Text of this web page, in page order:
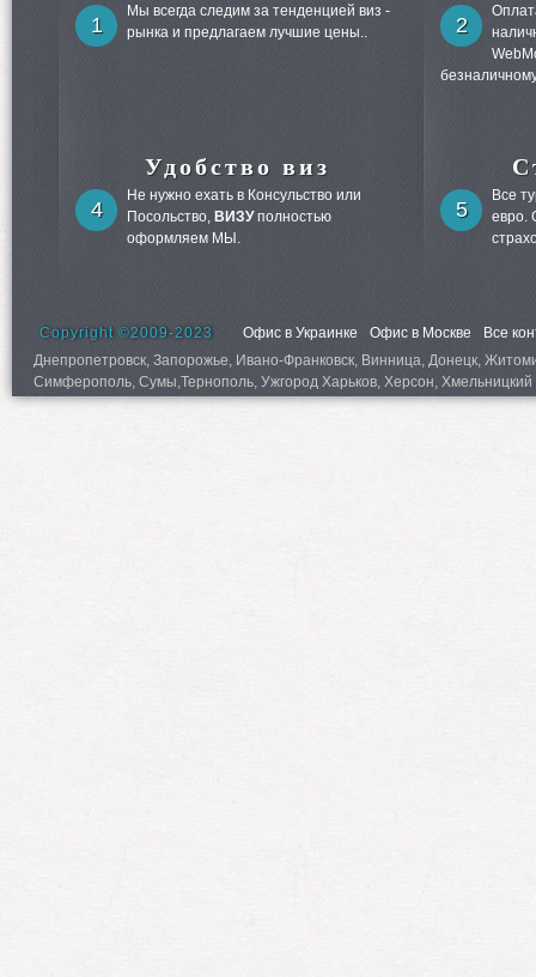
1
Мы всегда следим за тенденцией виз -
рынка и предлагаем лучшие цены..
2
Удобство виз
4
Не нужно ехать в Консульство или
Посольство, ВИЗУполностью
оформляем МЫ.
5
Все
евро.
Copyright ©2009-2023 Офис в Украинке Офис в Москве
Все
Днепропетровск, Запорожье, Ивано-Франковск, Винница, Донецк,
Симферополь, Сумы,Тернополь, Ужгород Харьков, Херсон,